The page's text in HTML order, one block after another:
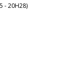
- 20H28)